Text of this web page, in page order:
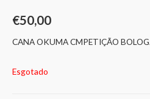
€50,00
CANA OKUMA CMPETIÇÃO
Esgotado